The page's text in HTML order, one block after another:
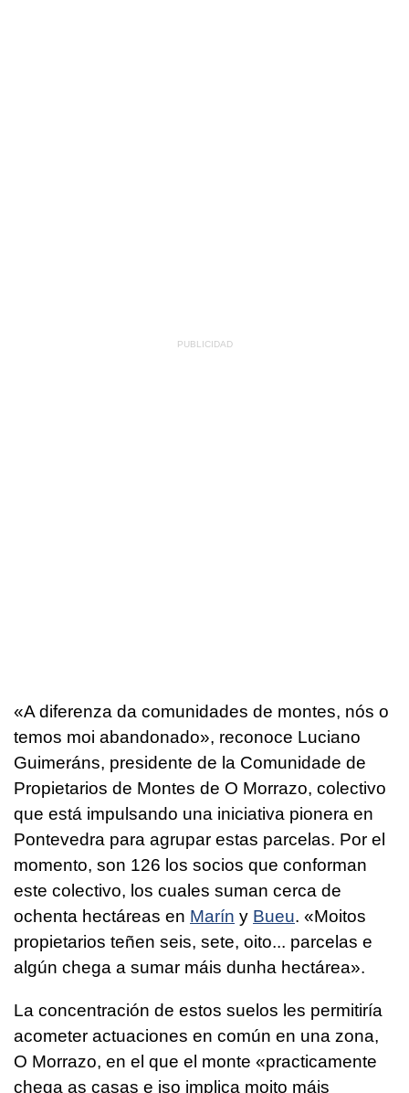
«A diferenza da comunidades de montes, nós o
temos moi abandonado», reconoce Luciano
Guimeráns, presidente de la Comunidade de
Propietarios de Montes de O Morrazo, colectivo
que está impulsando una iniciativa pionera en
Pontevedra para agrupar estas parcelas. Por el
momento, son 126 los socios que conforman
este colectivo, los cuales suman cerca de
ochenta hectáreas en Marín y Bueu. «Moitos
propietarios teñen seis, sete, oito... parcelas e
algún chega a sumar máis dunha hectárea».
La concentración de estos suelos les permitiría
acometer actuaciones en común en una zona,
O Morrazo, en el que el monte «practicamente
chega as casas e iso implica moito máis